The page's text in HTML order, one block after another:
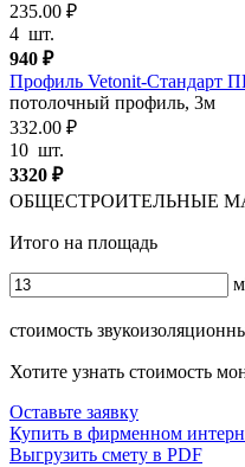
235.00 ₽
4 шт.
940 ₽
Профиль Vetonit-Стандарт
потолочный профиль, 3м
332.00 ₽
10 шт.
3320 ₽
ОБЩЕСТРОИТЕЛЬНЫЕ
Итого на площадь
стоимость
Хотите узнать стоимость
Оставьте заявку
Купить в фирменном
Выгрузить смету в PDF